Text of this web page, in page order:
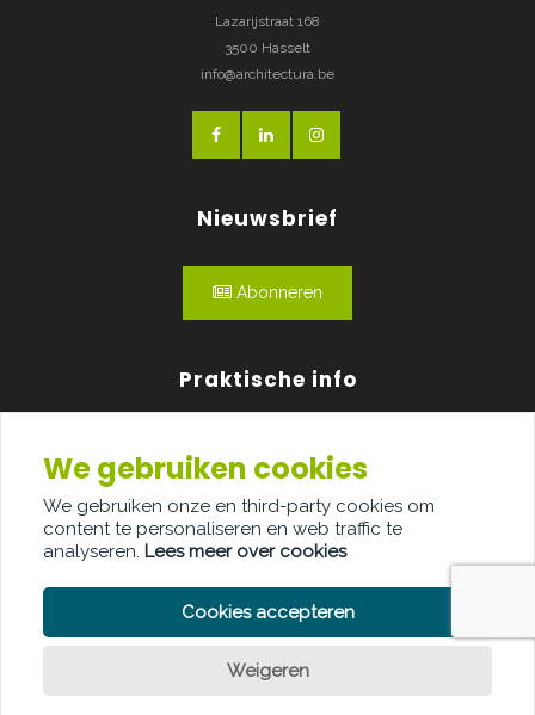
Lazarijstraat 168
3500 Hasselt
info@architectura.be
Nieuwsbrief
Abonneren
Praktische info
Over ons
Adverteren
Contact
We gebruiken cookies
We gebruiken onze en third-party cookies om
content te personaliseren en web traffic te
analyseren. Lees meer over cookies
Cookies accepteren
Weigeren